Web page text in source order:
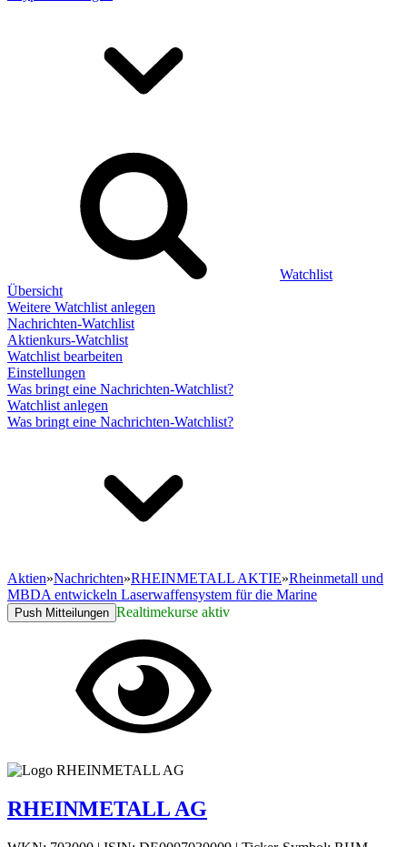
Watchlist
Übersicht
Weitere Watchlist anlegen
Nachrichten-Watchlist
Aktienkurs-Watchlist
Watchlist bearbeiten
Einstellungen
Was bringt eine Nachrichten-Watchlist?
Watchlist anlegen
Was bringt eine Nachrichten-Watchlist?
Aktien»Nachrichten»RHEINMETALL AKTIE»Rheinmetall und
MBDA entwickeln Laserwaffensystem für die Marine
Push Mitteilungen Realtimekurse aktiv
RHEINMETALL AG